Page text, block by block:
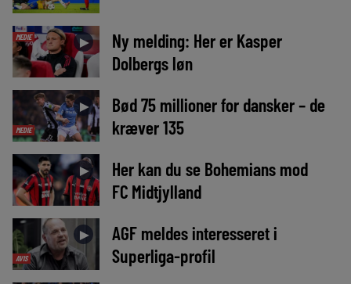
MEDIE ►
Ny melding: Her er Kasper
Dolbergs løn
MEDIE
►
Bød 75 millioner for dansker – de
kræver 135
►
Her kan du se Bohemians mod
FC Midtjylland
AVIS
►
AGF meldes interesseret i
Superliga-profil